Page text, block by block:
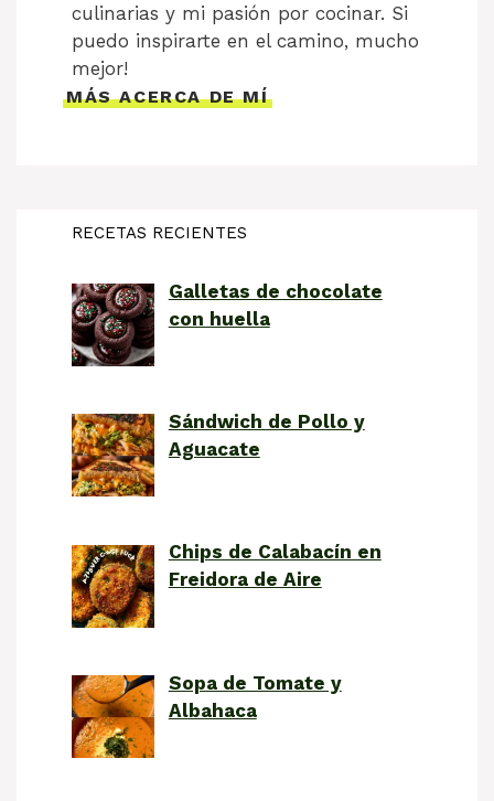
culinarias y mi pasión por cocinar. Si
puedo inspirarte en el camino, mucho
mejor!
MÁS ACERCA DE MÍ
RECETAS RECIENTES
Galletas de chocolate
con huella
Sándwich de Pollo y
Aguacate
Chips de Calabacín en
Freidora de Aire
Sopa de Tomate y
Albahaca